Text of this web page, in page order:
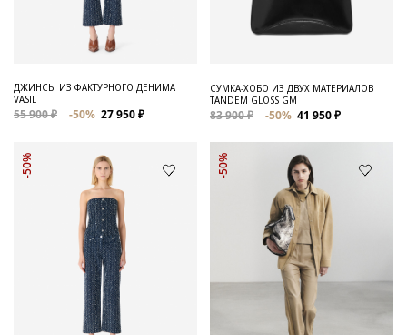
ДЖИНСЫ ИЗ ФАКТУРНОГО ДЕНИМА
VASIL
55 900 ₽ -50% 27 950 ₽
СУМКА-ХОБО ИЗ ДВУХ МАТЕРИАЛОВ
TANDEM GLOSS GM
83 900 ₽ -50% 41 950 ₽
-50% -50%